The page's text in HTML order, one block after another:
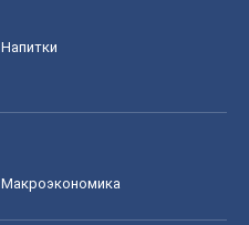
Напитки
Mакроэкономика